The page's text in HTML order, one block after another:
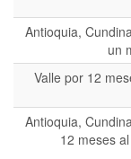
Antioquia,
un
Valle por 12
Antioquia,
12 meses